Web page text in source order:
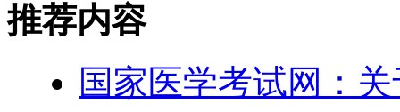
推荐内容
国家医学考试网：